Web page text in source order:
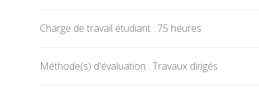
Charge de travail étudiant : 75 heures
Méthode(s) d'évaluation : Travaux dirigés